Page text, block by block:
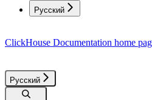
Русский
ClickHouse Documentation home
Русский